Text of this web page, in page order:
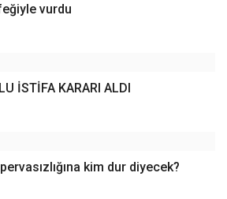
vurdu
İSTİFA KARARI ALDI
kim dur diyecek?